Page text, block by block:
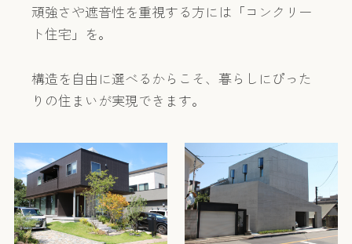
頑強さや遮音性を重視する方には「コンクリー
ト住宅」を。
構造を自由に選べるからこそ、暮らしにぴった
りの住まいが実現できます。